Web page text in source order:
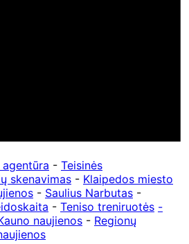
- Teisinės
skenavimas - Klaipedos miesto
- Saulius Narbutas -
- Teniso treniruotės -
naujienos - Regionų